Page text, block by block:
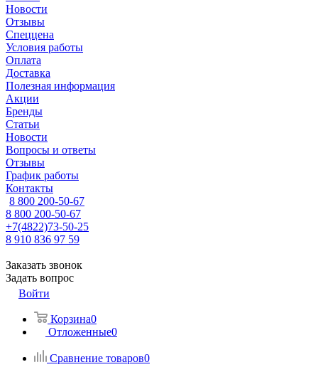
Новости
Отзывы
Спеццена
Условия работы
Оплата
Доставка
Полезная информация
Акции
Бренды
Статьи
Новости
Вопросы и ответы
Отзывы
График работы
Контакты
8 800 200-50-67
8 800 200-50-67
+7(4822)73-50-25
8 910 836 97 59
Заказать звонок
Задать вопрос
Войти
Корзина0
Отложенные0
Сравнение товаров0